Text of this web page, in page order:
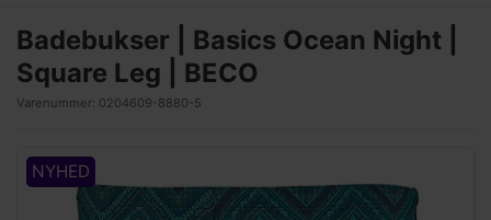
Badebukser | Basics Ocean Night |
Square Leg | BECO
Varenummer: 0204609-8880-5
NYHED